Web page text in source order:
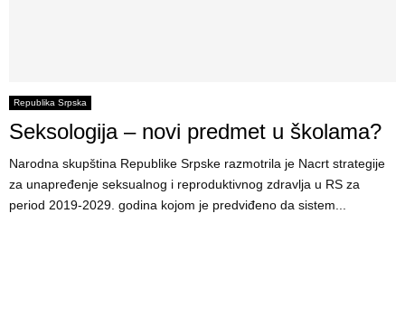
E
N
U
Republika Srpska
Seksologija – novi predmet u školama?
Narodna skupština Republike Srpske razmotrila je Nacrt strategije
za unapređenje seksualnog i reproduktivnog zdravlja u RS za
period 2019-2029. godina kojom je predviđeno da sistem...